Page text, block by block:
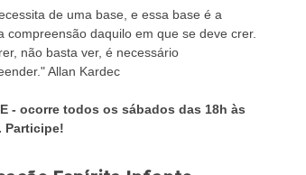
de uma base, e essa base é a
compreensão daquilo em que se deve crer.
não basta ver, é necessário
Allan Kardec
- ocorre todos os sábados das 18h às
Participe!